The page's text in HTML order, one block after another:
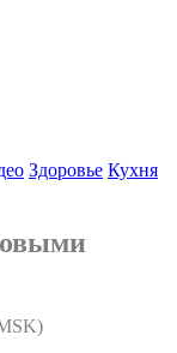
Здоровье Кухня